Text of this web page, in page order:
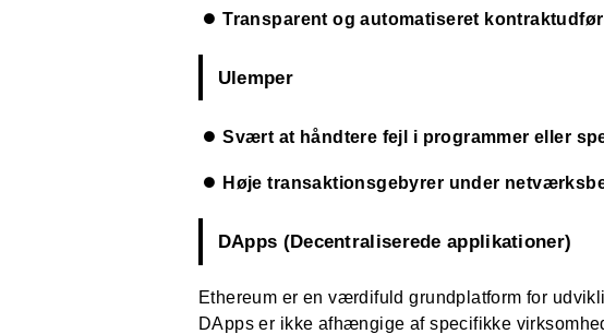
Transparent og automatiseret
Ulemper
Svært at håndtere fejl i programmer eller
Høje transaktionsgebyrer under
DApps (Decentraliserede applikationer)
Ethereum er en værdifuld grundplatform for
DApps er ikke afhængige af specifikke